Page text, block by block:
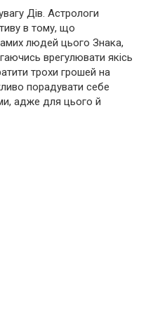
Дів. Астрологи
в тому, що
людей цього Знака,
врегулювати якісь
трохи грошей на
порадувати себе
адже для цього й